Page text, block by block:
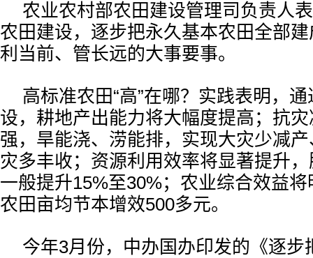
农业农村部农田建设管理司负责人
农田建设，逐步把永久基本农田全部
利当前、管长远的大事要事。
高标准农田“高”在哪？实践表明，
设，耕地产出能力将大幅度提高；抗
强，旱能浇、涝能排，实现大灾少减
灾多丰收；资源利用效率将显著提升
一般提升15%至30%；农业综合效益
农田亩均节本增效500多元。
今年3月份，中办国办印发的《逐步